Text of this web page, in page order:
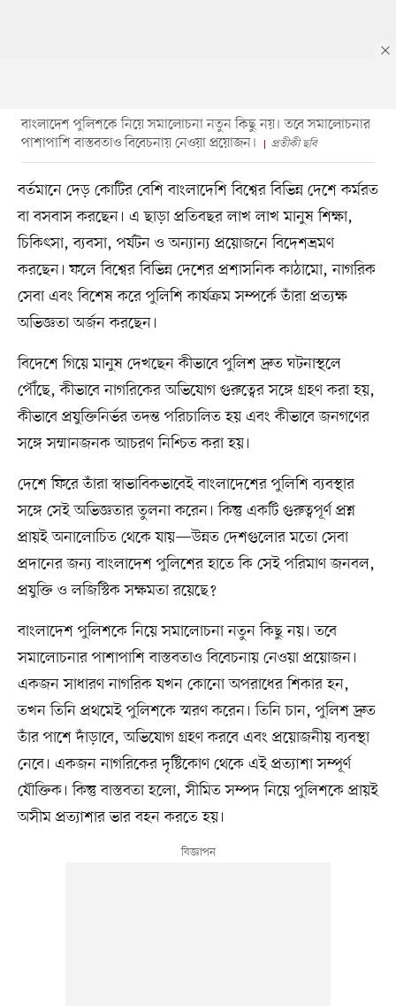
বাংলাদেশ পুলিশকে নিয়ে সমালোচনা নতুন কিছু নয়। তবে সমালোচনার
পাশাপাশি বাস্তবতাও বিবেচনায় নেওয়া প্রয়োজন।
প্রতীকী ছবি
বর্তমানে দেড় কোটির বেশি বাংলাদেশি বিশ্বের বিভিন্ন দেশে কর্মরত
বা বসবাস করছেন। এ ছাড়া প্রতিবছর লাখ লাখ মানুষ শিক্ষা,
চিকিৎসা, ব্যবসা, পর্যটন ও অন্যান্য প্রয়োজনে বিদেশভ্রমণ
করছেন। ফলে বিশ্বের বিভিন্ন দেশের প্রশাসনিক কাঠামো, নাগরিক
সেবা এবং বিশেষ করে পুলিশি কার্যক্রম সম্পর্কে তাঁরা প্রত্যক্ষ
অভিজ্ঞতা অর্জন করছেন।
বিদেশে গিয়ে মানুষ দেখছেন কীভাবে পুলিশ দ্রুত ঘটনাস্থলে
পৌঁছে, কীভাবে নাগরিকের অভিযোগ গুরুত্বের সঙ্গে গ্রহণ করা হয়,
কীভাবে প্রযুক্তিনির্ভর তদন্ত পরিচালিত হয় এবং কীভাবে জনগণের
সঙ্গে সম্মানজনক আচরণ নিশ্চিত করা হয়।
দেশে ফিরে তাঁরা স্বাভাবিকভাবেই বাংলাদেশের পুলিশি ব্যবস্থার
সঙ্গে সেই অভিজ্ঞতার তুলনা করেন। কিন্তু একটি গুরুত্বপূর্ণ প্রশ্ন
প্রায়ই অনালোচিত থেকে যায়—উন্নত দেশগুলোর মতো সেবা
প্রদানের জন্য বাংলাদেশ পুলিশের হাতে কি সেই পরিমাণ জনবল,
প্রযুক্তি ও লজিস্টিক সক্ষমতা রয়েছে?
বাংলাদেশ পুলিশকে নিয়ে সমালোচনা নতুন কিছু নয়। তবে
সমালোচনার পাশাপাশি বাস্তবতাও বিবেচনায় নেওয়া প্রয়োজন।
একজন সাধারণ নাগরিক যখন কোনো অপরাধের শিকার হন,
তখন তিনি প্রথমেই পুলিশকে স্মরণ করেন। তিনি চান, পুলিশ দ্রুত
তাঁর পাশে দাঁড়াবে, অভিযোগ গ্রহণ করবে এবং প্রয়োজনীয় ব্যবস্থা
নেবে। একজন নাগরিকের দৃষ্টিকোণ থেকে এই প্রত্যাশা সম্পূর্ণ
যৌক্তিক। কিন্তু বাস্তবতা হলো, সীমিত সম্পদ নিয়ে পুলিশকে প্রায়ই
অসীম প্রত্যাশার ভার বহন করতে হয়।